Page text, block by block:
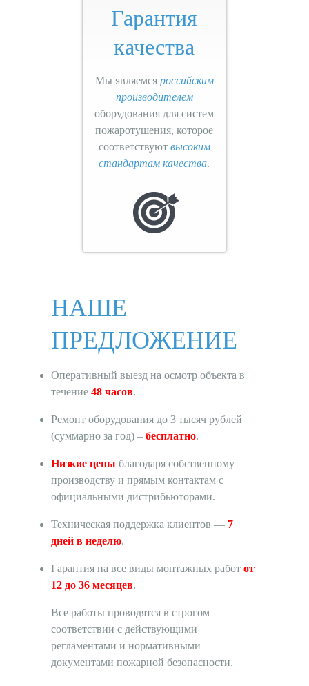
Гарантия
качества
Мы являемся российским
производителем
оборудования для систем
пожаротушения, которое
соответствуют высоким
стандартам качества.
НАШЕ
ПРЕДЛОЖЕНИЕ
Оперативный выезд на осмотр объекта в
течение 48 часов.
Ремонт оборудования до 3 тысяч рублей
(суммарно за год) – бесплатно.
Низкие цены благодаря собственному
производству и прямым контактам с
официальными дистрибьюторами.
Техническая поддержка клиентов — 7
дней в неделю.
Гарантия на все виды монтажных работ от
12 до 36 месяцев.
Все работы проводятся в строгом
соответствии с действующими
регламентами и нормативными
документами пожарной безопасности.